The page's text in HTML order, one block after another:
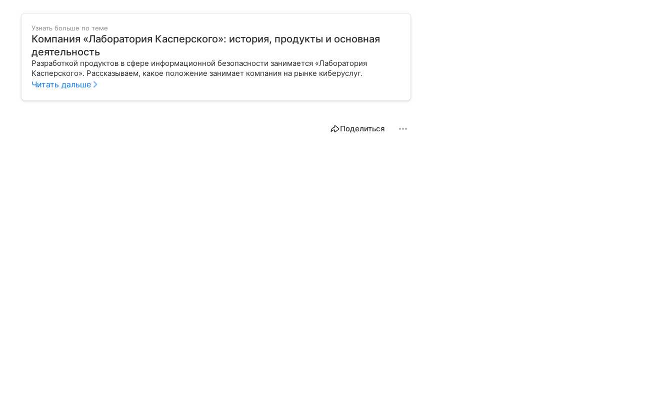
Узнать больше по теме
Компания «Лаборатория Касперского»: история, продукты и основная
деятельность
Разработкой продуктов в сфере информационной безопасности занимается «Лаборатория
Касперского». Рассказываем, какое положение занимает компания на рынке киберуслуг.
Читать дальше
Поделиться